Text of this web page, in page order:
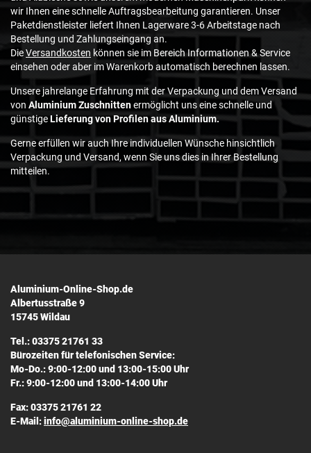
wir Ihnen eine schnelle Auftragsbearbeitung garantieren. Unser
Paketdienstleister liefert Ihnen Lagerware 3-6 Arbeitstage nach
Bestellung und Zahlungseingang an.
DieVersandkostenkönnen sie im Bereich Informationen & Service
einsehen oder aber im Warenkorb automatisch berechnen lassen.
Unsere jahrelange Erfahrung mit der Verpackung und dem Versand
von Aluminium Zuschnittenermöglicht uns eine schnelle und
günstigeLieferung von Profilen aus Aluminium.
Gerne erfüllen wir auch Ihre individuellen Wünsche hinsichtlich
Verpackung und Versand, wenn Sie uns dies in Ihrer Bestellung
mitteilen.
Aluminium-Online-Shop.de
Albertusstraße 9
15745 Wildau
Tel.: 03375 21761 33
Bürozeiten für telefonischen Service:
Mo-Do.: 9:00-12:00 und 13:00-15:00 Uhr
Fr.: 9:00-12:00 und 13:00-14:00 Uhr
Fax: 03375 21761 22
E-Mail:info@aluminium-online-shop.de